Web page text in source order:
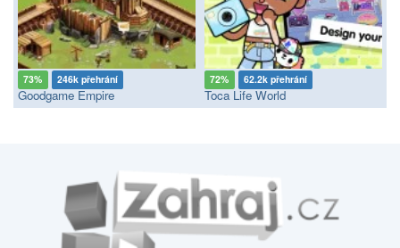
73% 246k přehrání
Goodgame Empire
72% 62.2k přehrání
Toca Life World